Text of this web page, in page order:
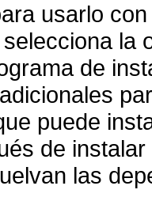
usarlo
selecciona la
de
puede
de
las